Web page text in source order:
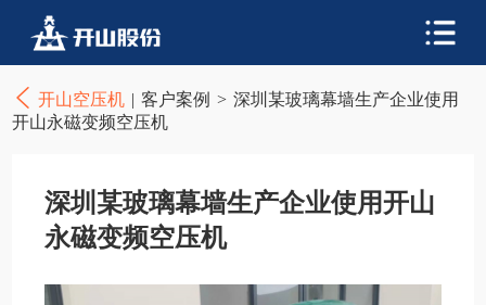
开山空压机 | 客户案例 > 深圳某玻璃幕墙生产企业使用
开山永磁变频空压机
深圳某玻璃幕墙生产企业使用开山
永磁变频空压机